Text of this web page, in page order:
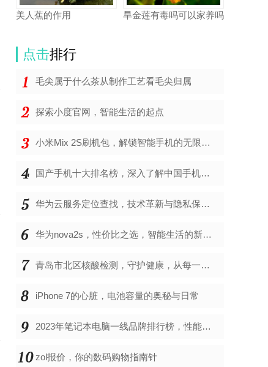
美人蕉的作用 旱金莲有毒吗可以家养吗
点击排行
毛尖属于什么茶从制作工艺看毛尖归属
探索小度官网，智能生活的起点
小米Mix 2S刷机包，解锁智能手机的无限可能
国产手机十大排名榜，深入了解中国手机市场的佼佼者
华为云服务定位查找，技术革新与隐私保护的双重奏
华为nova2s，性价比之选，智能生活的新伙伴
青岛市北区核酸检测，守护健康，从每一次检测开始
iPhone 7的心脏，电池容量的奥秘与日常
2023年笔记本电脑一线品牌排行榜，性能、创新与用户满意度的综合考量
zol报价，你的数码购物指南针